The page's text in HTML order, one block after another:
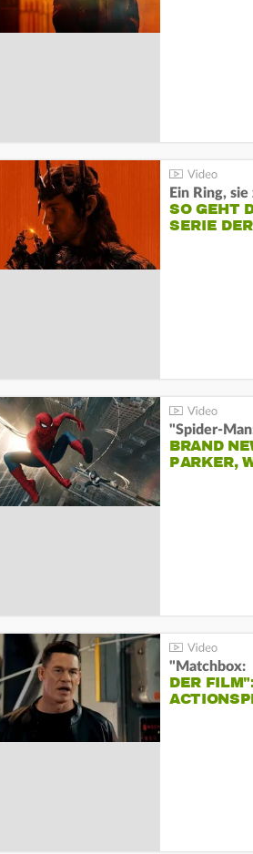
Ein Ring,
SO GEHT
SERIE
"Spider-
BRAND
PARKER,
"Matchbox:
DER